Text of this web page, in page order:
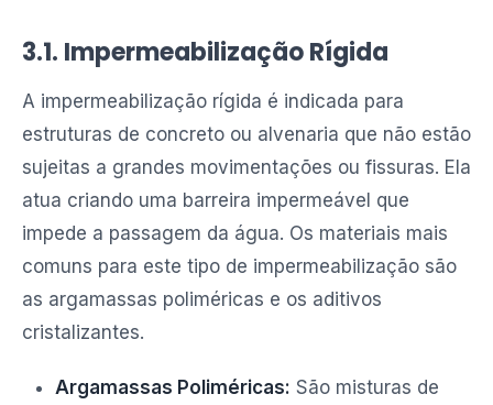
3.1. Impermeabilização Rígida
A impermeabilização rígida é indicada para
estruturas de concreto ou alvenaria que não estão
sujeitas a grandes movimentações ou fissuras. Ela
atua criando uma barreira impermeável que
impede a passagem da água. Os materiais mais
comuns para este tipo de impermeabilização são
as argamassas poliméricas e os aditivos
cristalizantes.
Argamassas Poliméricas: São misturas de